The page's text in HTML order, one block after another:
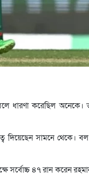
ধারণা করেছিল অনেকে।
দিয়েছেন সামনে থেকে। বল
৪৭ রান করেন